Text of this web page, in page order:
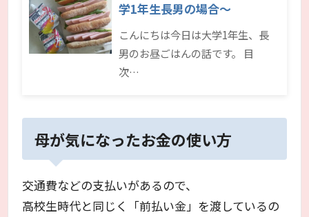
学1年生長男の場合～
こんにちは今日は大学1年生、長
男のお昼ごはんの話です。 目
次…
母が気になったお金の使い方
交通費などの支払いがあるので、
高校生時代と同じく「前払い金」を渡しているの